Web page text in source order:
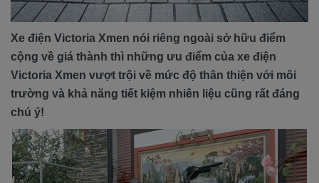
Xe điện Victoria Xmen nói riêng ngoài sở hữu điểm
cộng về giá thành thì những ưu điểm của xe điện
Victoria Xmen vượt trội về mức độ thân thiện với môi
trường và khả năng tiết kiệm nhiên liệu cũng rất đáng
chú ý!